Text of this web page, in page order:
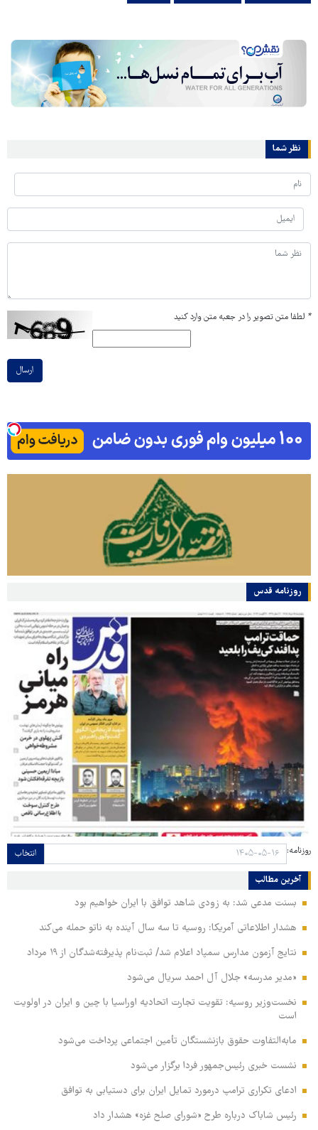
نظر شما
* لطفا متن تصویر را در جعبه متن وارد کنید
ارسال
روزنامه قدس
روزنامه: انتخاب
آخرین مطالب
بسنت مدعی شد: به زودی شاهد توافق با ایران خواهیم بود
هشدار اطلاعاتی آمریکا: روسیه تا سه سال آینده به ناتو حمله می‌کند
نتایج آزمون مدارس سمپاد اعلام شد/ ثبت‌نام پذیرفته‌شدگان از ۱۹ مرداد
«مدیر مدرسه» جلال آل احمد سریال می‌شود
نخست‌وزیر روسیه:‌ تقویت تجارت اتحادیه اوراسیا با چین و ایران در اولویت
است
مابه‌التفاوت حقوق بازنشستگان تأمین اجتماعی پرداخت می‌شود
نشست خبری رئیس‌جمهور فردا برگزار می‌شود
ادعای تکراری ترامپ درمورد تمایل ایران برای دستیابی به توافق
رئیس شاباک درباره طرح «شورای صلح غزه» هشدار داد